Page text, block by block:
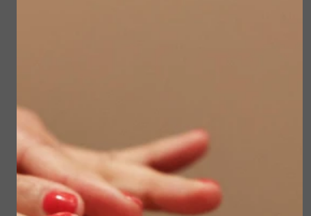
Belangrijke mededelingen:
🌿 Prijswijziging per 1 januari 2025
Door de stijgende kosten ben ik helaas